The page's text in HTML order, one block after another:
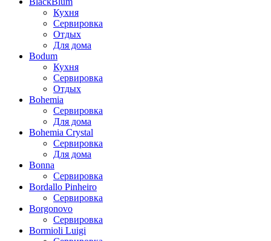
Кухня
Сервировка
Отдых
Для дома
Bodum
Кухня
Сервировка
Отдых
Bohemia
Сервировка
Для дома
Bohemia Crystal
Сервировка
Для дома
Bonna
Сервировка
Bordallo Pinheiro
Сервировка
Borgonovo
Сервировка
Bormioli Luigi